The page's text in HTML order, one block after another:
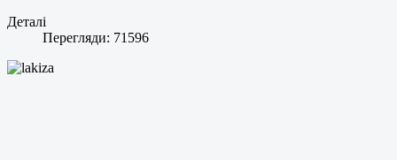
Деталі
Перегляди: 71596